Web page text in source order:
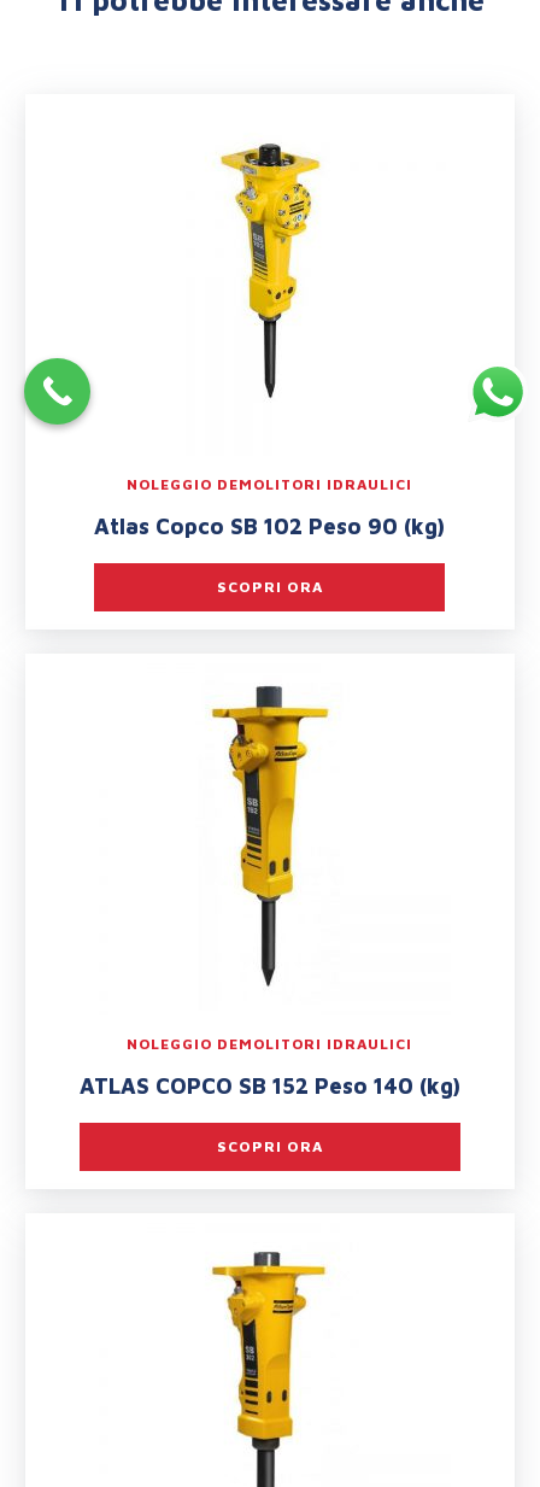
NOLEGGIO DEMOLITORI IDRAULICI
Atlas Copco SB 102 Peso 90 (kg)
SCOPRI ORA
NOLEGGIO DEMOLITORI IDRAULICI
ATLAS COPCO SB 152 Peso 140 (kg)
SCOPRI ORA